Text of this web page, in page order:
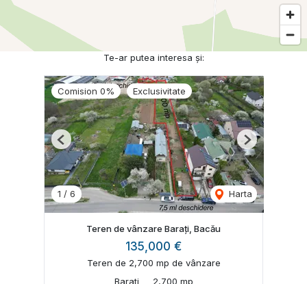
Te-ar putea interesa și:
Comision 0% Exclusivitate
1 / 6 Harta
Previous Next
Teren de vânzare Barați, Bacău
135,000 €
Teren de 2,700 mp de vânzare
Barati
2,700 mp